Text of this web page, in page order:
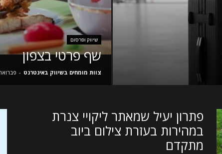
שיווק ופרסום
שף פרטי בצפון
צוות מומחים בשיווק באינטרנט - פברואר 8,
פתרון יעיל שמאתר ליקויי צנרת
במהירות בעזרת צילום ביוב
מתקדם